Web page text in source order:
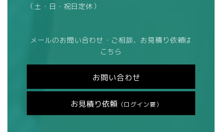
（土・日・祝日定休）
メールのお問い合わせ・ご相談、お見積り依頼は
こちら
お問い合わせ
お見積り依頼 （ログイン要）